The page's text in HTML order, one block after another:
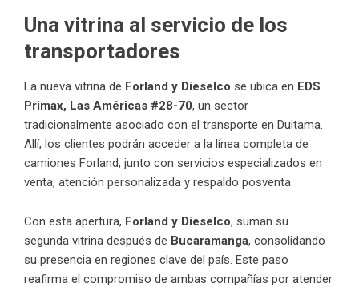
Una vitrina al servicio de los
transportadores
La nueva vitrina de Forland y Dieselco se ubica en EDS
Primax, Las Américas #28-70, un sector
tradicionalmente asociado con el transporte en Duitama.
Allí, los clientes podrán acceder a la línea completa de
camiones Forland, junto con servicios especializados en
venta, atención personalizada y respaldo posventa.
Con esta apertura, Forland y Dieselco, suman su
segunda vitrina después de Bucaramanga, consolidando
su presencia en regiones clave del país. Este paso
reafirma el compromiso de ambas compañías por atender